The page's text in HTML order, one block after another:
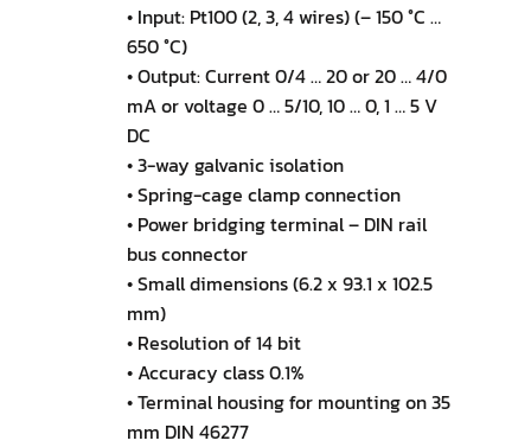
• Input: Pt100 (2, 3, 4 wires) (– 150 °C …
650 °C)
• Output: Current 0/4 … 20 or 20 … 4/0
mA or voltage 0 … 5/10, 10 … 0, 1 … 5 V
DC
• 3-way galvanic isolation
• Spring-cage clamp connection
• Power bridging terminal – DIN rail
bus connector
• Small dimensions (6.2 x 93.1 x 102.5
mm)
• Resolution of 14 bit
• Accuracy class 0.1%
• Terminal housing for mounting on 35
mm DIN 46277